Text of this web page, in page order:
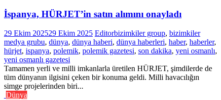
İspanya, HÜRJET’in satın alımını onayladı
29 Ekim 202529 Ekim 2025 Editorbizimkiler group, bizimkiler
medya grubu, dünya, dünya haberi, dünya haberleri, haber, haberler,
hürjet, ispanya, polemik, polemik gazetesi, son dakika, yeni osmanlı,
yeni osmanlı gazetesi
Tamamen yerli ve milli imkanlarla üretilen HÜRJET, şimdilerde de
tüm dünyanın ilgisini çeken bir konuma geldi. Milli havacılığın
simge projelerinden biri...
Dünya